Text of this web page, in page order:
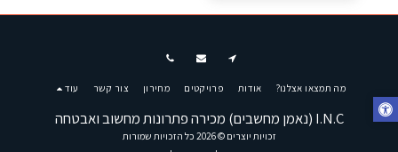
®Bluetooth או Logi Bolt.
I.N.C (נאמן מחשבים) מכירה פתרונות מחשוב ואבטחה
זכויות יוצרים © 2026 כל הזכויות שמורות
מה תמצאו אצלנו? אודות פרויקטים מחירון צור קשר עוד